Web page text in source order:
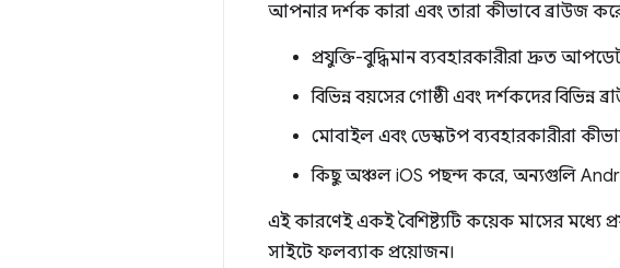
আপনার দর্শক কারা এবং তারা কীভাবে ব্রাউজ
প্রযুক্তি-বুদ্ধিমান ব্যবহারকারীরা দ্রুত
বিভিন্ন বয়সের গোষ্ঠী এবং দর্শকদের বিভিন্ন
মোবাইল এবং ডেস্কটপ ব্যবহারকারীরা
কিছু অঞ্চল iOS পছন্দ করে, অন্যগুলি
এই কারণেই একই বৈশিষ্ট্যটি কয়েক মাসের মধ্যে
সাইটে ফলব্যাক প্রয়োজন।